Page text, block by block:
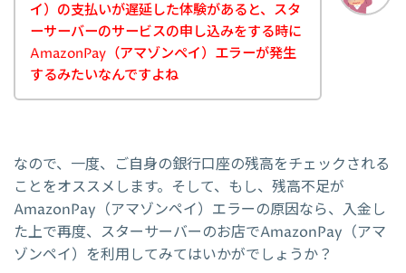
イ）の支払いが遅延した体験があると、スタ
ーサーバーのサービスの申し込みをする時に
AmazonPay（アマゾンペイ）エラーが発生
するみたいなんですよね
なので、一度、ご自身の銀行口座の残高をチェックされる
ことをオススメします。そして、もし、残高不足が
AmazonPay（アマゾンペイ）エラーの原因なら、入金し
た上で再度、スターサーバーのお店でAmazonPay（アマ
ゾンペイ）を利用してみてはいかがでしょうか？